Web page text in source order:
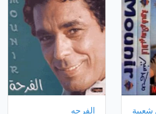
شعبية الفرحه